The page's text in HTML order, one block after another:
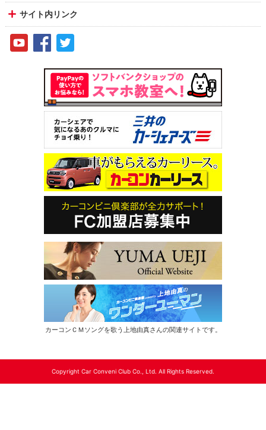
サイト内リンク
カーコンＣＭソングを歌う上地由真さんの関連サイトです。
Copyright Car Conveni Club Co., Ltd. All Rights Reserved.